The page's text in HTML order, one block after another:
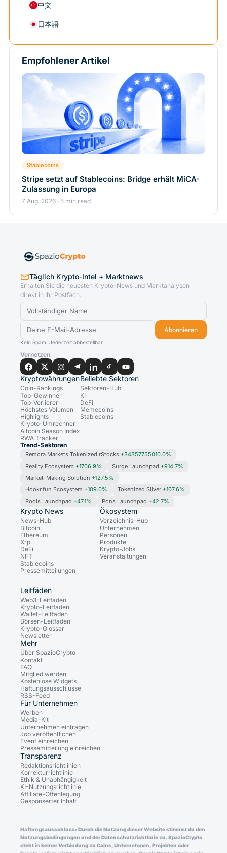
中文
日本語
Empfohlener Artikel
Stablecoins
Stripe setzt auf Stablecoins: Bridge erhält MiCA-
Zulassung in Europa
7 Aug. 2026 · 5 min read
Täglich Krypto-Intel + Marktnews
Erhalten Sie die neuesten Krypto-News und Marktanalysen
direkt in Ihr Postfach.
Abonnieren
Kein Spam. Jederzeit abbestellbar.
Vernetzen
Kryptowährungen
Coin-Rankings
Top-Gewinner
Top-Verlierer
Höchstes Volumen
Highlights
Krypto-Umrechner
Altcoin Season Index
RWA Tracker
Beliebte Sektoren
Sektoren-Hub
KI
DeFi
Memecoins
Stablecoins
Trend-Sektoren
Remora Markets Tokenized rStocks +34357755010.0%
Reality Ecosystem +1706.9% Surge Launchpad +914.7%
Market-Making Solution +127.5%
Hookr.fun Ecosystem +109.0% Tokenized Silver +107.6%
Pools Launchpad +47.1% Pons Launchpad +42.7%
Krypto News
News-Hub
Bitcoin
Ethereum
Xrp
DeFi
NFT
Stablecoins
Pressemitteilungen
Ökosystem
Verzeichnis-Hub
Unternehmen
Personen
Produkte
Krypto-Jobs
Veranstaltungen
Leitfäden
Web3-Leitfaden
Krypto-Leitfaden
Wallet-Leitfaden
Börsen-Leitfaden
Krypto-Glossar
Newsletter
Mehr
Über SpazioCrypto
Kontakt
FAQ
Mitglied werden
Kostenlose Widgets
Haftungsausschlüsse
RSS-Feed
Für Unternehmen
Werben
Media-Kit
Unternehmen eintragen
Job veröffentlichen
Event einreichen
Pressemitteilung einreichen
Transparenz
Redaktionsrichtlinien
Korrekturrichtlinie
Ethik & Unabhängigkeit
KI-Nutzungsrichtlinie
Affiliate-Offenlegung
Gesponserter Inhalt
Haftungsausschluss: Durch die Nutzung dieser Website stimmst du den
Nutzungsbedingungen und der Datenschutzrichtlinie zu. SpazioCrypto
steht in keiner Verbindung zu Coins, Unternehmen, Projekten oder